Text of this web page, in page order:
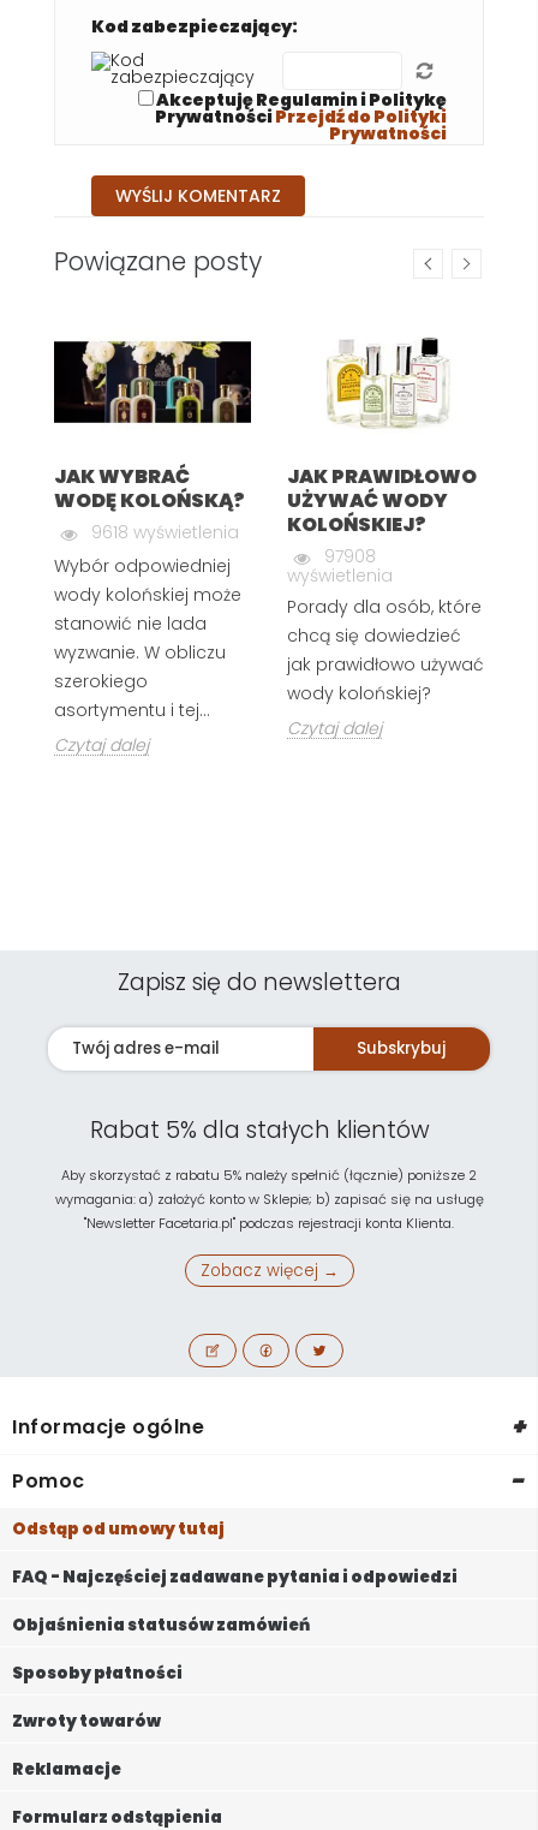
Kod zabezpieczający:
Akceptuję Regulamin i Politykę
PrywatnościPrzejdź do Polityki
Prywatności
Powiązane posty
JAK WYBRAĆ
WODĘ KOLOŃSKĄ?
9618 wyświetlenia
Wybór odpowiedniej
wody kolońskiej może
stanowić nie lada
wyzwanie. W obliczu
szerokiego
asortymentu i tej...
Czytaj dalej
JAK PRAWIDŁOWO
UŻYWAĆ WODY
KOLOŃSKIEJ?
97908
wyświetlenia
Porady dla osób, które
chcą się dowiedzieć
jak prawidłowo używać
wody kolońskiej?
Czytaj dalej
Zapisz się do newslettera
Subskrybuj
Rabat 5% dla stałych klientów
Aby skorzystać z rabatu 5% należy spełnić (łącznie) poniższe 2
wymagania: a) założyć konto w Sklepie; b) zapisać się na usługę
"Newsletter Facetaria.pl" podczas rejestracji konta Klienta.
Zobacz więcej →
Informacje ogólne +
Pomoc -
Odstąp od umowy tutaj
FAQ - Najczęściej zadawane pytania i odpowiedzi
Objaśnienia statusów zamówień
Sposoby płatności
Zwroty towarów
Reklamacje
Formularz odstąpienia